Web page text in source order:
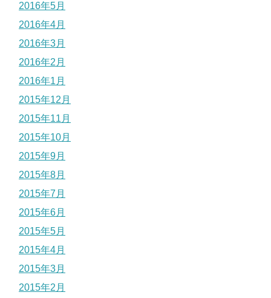
2016年5月
2016年4月
2016年3月
2016年2月
2016年1月
2015年12月
2015年11月
2015年10月
2015年9月
2015年8月
2015年7月
2015年6月
2015年5月
2015年4月
2015年3月
2015年2月